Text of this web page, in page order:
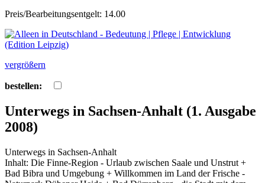
Preis/Bearbeitungsentgelt: 14.00
vergrößern
bestellen:
Unterwegs in Sachsen-Anhalt (1. Ausgabe
2008)
Unterwegs in Sachsen-Anhalt
Inhalt: Die Finne-Region - Urlaub zwischen Saale und Unstrut +
Bad Bibra und Umgebung + Willkommen im Land der Frische -